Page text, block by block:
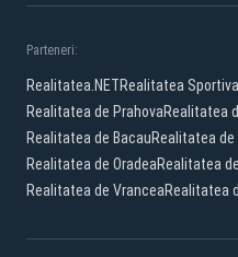
Parteneri:
Realitatea.NETRealitatea Sportiva
Realitatea de PrahovaRealitatea
Realitatea de BacauRealitatea de
Realitatea de OradeaRealitatea
Realitatea de VranceaRealitatea